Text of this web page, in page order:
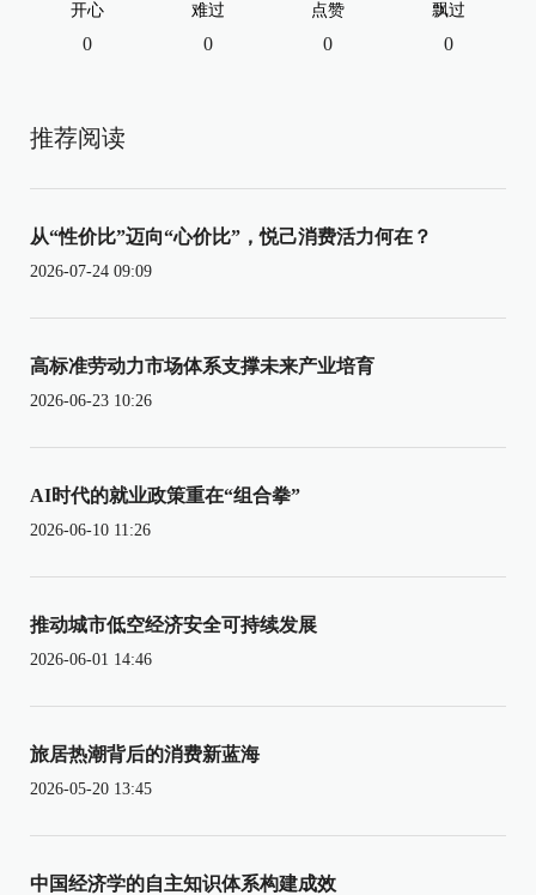
开心
0
难过
0
点赞
0
飘过
0
推荐阅读
从“性价比”迈向“心价比”，悦己消费活力何在？
2026-07-24 09:09
高标准劳动力市场体系支撑未来产业培育
2026-06-23 10:26
AI时代的就业政策重在“组合拳”
2026-06-10 11:26
推动城市低空经济安全可持续发展
2026-06-01 14:46
旅居热潮背后的消费新蓝海
2026-05-20 13:45
中国经济学的自主知识体系构建成效